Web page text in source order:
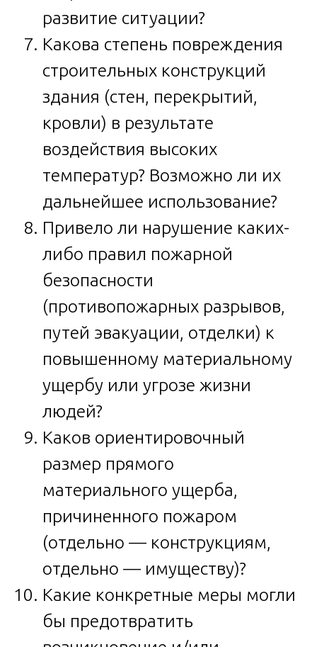
развитие ситуации?
Какова степень повреждения
строительных конструкций
здания (стен, перекрытий,
кровли) в результате
воздействия высоких
температур? Возможно ли их
дальнейшее использование?
Привело ли нарушение каких-
либо правил пожарной
безопасности
(противопожарных разрывов,
путей эвакуации, отделки) к
повышенному материальному
ущербу или угрозе жизни
людей?
Каков ориентировочный
размер прямого
материального ущерба,
причиненного пожаром
(отдельно — конструкциям,
отдельно — имуществу)?
Какие конкретные меры могли
бы предотвратить